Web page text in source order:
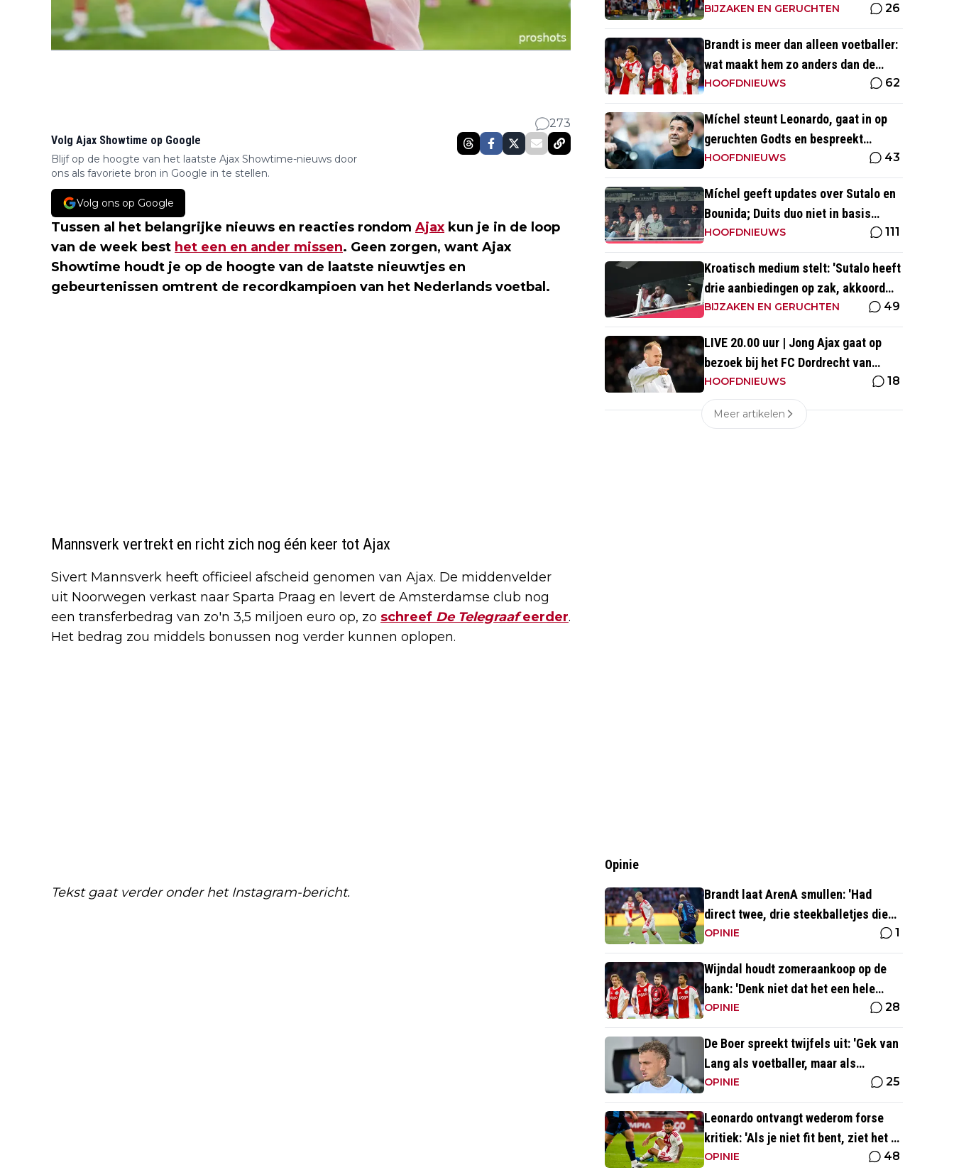
273
Volg Ajax Showtime op Google
Blijf op de hoogte van het laatste Ajax Showtime-nieuws door
ons als favoriete bron in Google in te stellen.
Volg ons op Google
Tussen al het belangrijke nieuws en reacties rondom Ajax kun je in de loop
van de week best het een en ander missen. Geen zorgen, want Ajax
Showtime houdt je op de hoogte van de laatste nieuwtjes en
gebeurtenissen omtrent de recordkampioen van het Nederlands voetbal.
Mannsverk vertrekt en richt zich nog één keer tot Ajax
Sivert Mannsverk heeft officieel afscheid genomen van Ajax. De middenvelder
uit Noorwegen verkast naar Sparta Praag en levert de Amsterdamse club nog
een transferbedrag van zo'n 3,5 miljoen euro op, zo schreef De Telegraafeerder.
Het bedrag zou middels bonussen nog verder kunnen oplopen.
Tekst gaat verder onder het Instagram-bericht.
waren ook heel serieus'
BIJZAKEN EN GERUCHTEN 26
Brandt is meer dan alleen voetballer:
wat maakt hem zo anders dan de
'gemiddelde' voetballer?
HOOFDNIEUWS 62
Míchel steunt Leonardo, gaat in op
geruchten Godts en bespreekt
toekomst Baas bij Ajax
HOOFDNIEUWS 43
Míchel geeft updates over Sutalo en
Bounida; Duits duo niet in basis
tegen PEC Zwolle
HOOFDNIEUWS 111
Kroatisch medium stelt: 'Sutalo heeft
drie aanbiedingen op zak, akkoord
blijft nog uit'
BIJZAKEN EN GERUCHTEN 49
LIVE 20.00 uur | Jong Ajax gaat op
bezoek bij het FC Dordrecht van
Nuijten
HOOFDNIEUWS 18
Meer artikelen
Opinie
Brandt laat ArenA smullen: 'Had
direct twee, drie steekballetjes die
gewoon perfect waren'
OPINIE 1
Wijndal houdt zomeraankoop op de
bank: 'Denk niet dat het een hele
goede verdediger is'
OPINIE 28
De Boer spreekt twijfels uit: 'Gek van
Lang als voetballer, maar als
persoonlijkheid niet'
OPINIE 25
Leonardo ontvangt wederom forse
kritiek: 'Als je niet fit bent, ziet het er
best wel slecht uit'
OPINIE 48